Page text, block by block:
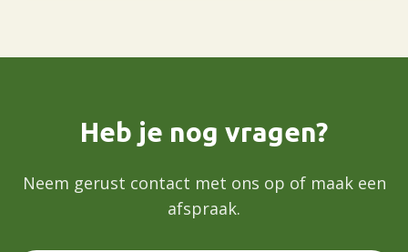
Heb je nog vragen?
Neem gerust contact met ons op of maak een
afspraak.